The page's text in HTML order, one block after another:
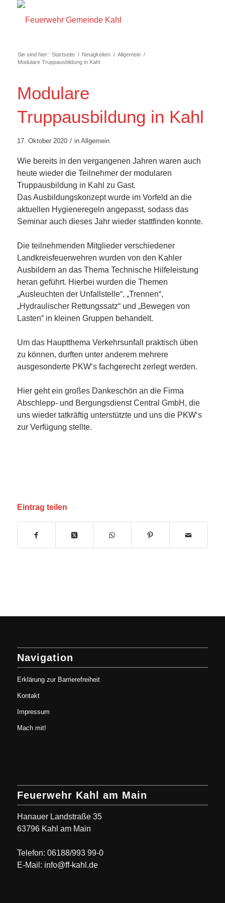
Sie sind hier: Startseite / Neuigkeiten / Allgemein /
Modulare Truppausbildung in Kahl
Modulare
Truppausbildung in Kahl
17. Oktober 2020 / in Allgemein
Wie bereits in den vergangenen Jahren waren auch
heute wieder die Teilnehmer der modularen
Truppausbildung in Kahl zu Gast.
Das Ausbildungskonzept wurde im Vorfeld an die
aktuellen Hygieneregeln angepasst, sodass das
Seminar auch dieses Jahr wieder stattfinden konnte.
Die teilnehmenden Mitglieder verschiedener
Landkreisfeuerwehren wurden von den Kahler
Ausbildern an das Thema Technische Hilfeleistung
heran geführt. Hierbei wurden die Themen
„Ausleuchten der Unfallstelle“, „Trennen“,
„Hydraulischer Rettungssatz“ und „Bewegen von
Lasten“ in kleinen Gruppen behandelt.
Um das Hauptthema Verkehrsunfall praktisch üben
zu können, durften unter anderem mehrere
ausgesonderte PKW‘s fachgerecht zerlegt werden.
Hier geht ein großes Dankeschön an die Firma
Abschlepp- und Bergungsdienst Central GmbH, die
uns wieder tatkräftig unterstützte und uns die PKW‘s
zur Verfügung stellte.
Eintrag teilen
Navigation
Erklärung zur Barrierefreiheit
Kontakt
Impressum
Mach mit!
Feuerwehr Kahl am Main
Hanauer Landstraße 35
63796 Kahl am Main
Telefon: 06188/993 99-0
E-Mail: info@ff-kahl.de